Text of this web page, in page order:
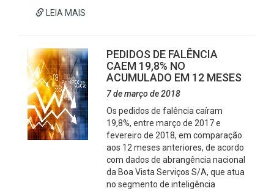
LEIA MAIS
PEDIDOS DE FALÊNCIA
CAEM 19,8% NO
ACUMULADO EM 12 MESES
7 de março de 2018
Os pedidos de falência caíram
19,8%, entre março de 2017 e
fevereiro de 2018, em comparação
aos 12 meses anteriores, de acordo
com dados de abrangência nacional
da Boa Vista Serviços S/A, que atua
no segmento de inteligência